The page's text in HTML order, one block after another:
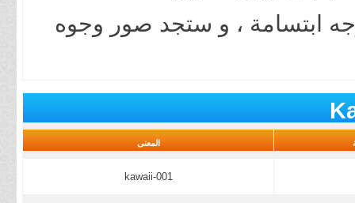
ابتسامة ، و ستجد صور وجوه
المعنى
kawaii-001